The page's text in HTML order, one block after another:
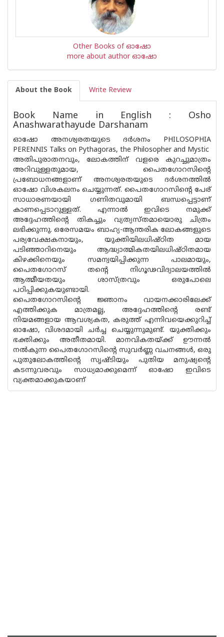
Other Books of ഓഷോ
more about author ഓഷോ
About the Book Write Review
Book Name in English : Osho
Anashwarathayude Darshanam
ഓഷോ അനശ്വരതയുടെ ദർശനം PHILOSOPHIA
PERENNIS Talks on Pythagoras, the Philosopher and Mystic
അതിപുരാതനവും, ലോകത്തിന് വളരെ കുറച്ചുമാത്രം
അറിവുള്ളതുമായ, പൈതഗോറസിൻ്റെ
പ്രബോധനങ്ങളാണ് അനശ്വരതയുടെ ദർശനത്തിൽ
ഓഷോ വിശകലനം ചെയ്യുന്നത്. പൈതഗോറസിൻ്റെ പേര്
സാധാരണയായി ഗണിതവുമായി ബന്ധപ്പെട്ടാണ്
കാണപ്പെടാറുള്ളത്. എന്നാൽ ഇവിടെ നമുക്ക്
അദ്ദേഹത്തിന്റെ തികച്ചും വ്യത്യസ്‌തമായൊരു ചിത്രം
ലഭിക്കുന്നു. ഒരേസമയം ബാഹ്യ-ആന്തരിക ലോകങ്ങളുടെ
പര്യവേക്ഷകനായും, യുക്തിയിലധിഷ്ഠിത മായ
പടിഞ്ഞാറിനെയും ആദ്ധ്യാത്മികതയിലധിഷ്‌ഠിതമായ
കിഴക്കിനെയും സമന്വയിപ്പിക്കുന്ന പാലമായും,
പൈതഗോറസ് തൻ്റെ നിഗൂഢവിദ്യാലയത്തിൽ
ആത്മീയതയും ശാസ്ത്രവും ഒരുപോലെ
പഠിപ്പിക്കുകയുണ്ടായി.
പൈതഗോറസിൻ്റെ ജ്ഞാനം വായനക്കാരിലേക്ക്
എത്തിക്കുക മാത്രമല്ല, അദ്ദേഹത്തിന്റെ രണ്ട്
നിയമങ്ങളായ ആവശ്യകത, കരുത്ത് എന്നിവയെക്കുറിച്ച്
ഓഷോ, വിശദമായി ചർച്ച ചെയ്യുന്നുമുണ്ട്. യുക്തിക്കും
ഭക്തിക്കും അതീതമായി. മാനവികതയ്ക്ക് ഊന്നൽ
നൽകുന്ന പൈതഗോറസിൻ്റെ സുവർണ്ണ വചനങ്ങൾ, ഒരു
പുതുലോകത്തിൻ്റെ സൃഷ്ടിയും പുതിയ മനുഷ്യൻ്റെ
കടന്നുവരവും സാധ്യമാക്കുമെന്ന് ഓഷോ ഇവിടെ
വ്യക്തമാക്കുകയാണ്